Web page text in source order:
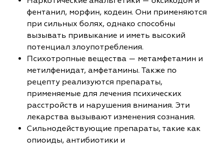
фентанил, морфин, кодеин. Они применяются
при сильных болях, однако способны
вызывать привыкание и иметь высокий
потенциал злоупотребления.
Психотропные вещества — метамфетамин и
метилфенидат, амфетамины. Также по
рецепту реализуются препараты,
применяемые для лечения психических
расстройств и нарушения внимания. Эти
лекарства вызывают изменения сознания.
Сильнодействующие препараты, такие как
опиоиды, антибиотики и